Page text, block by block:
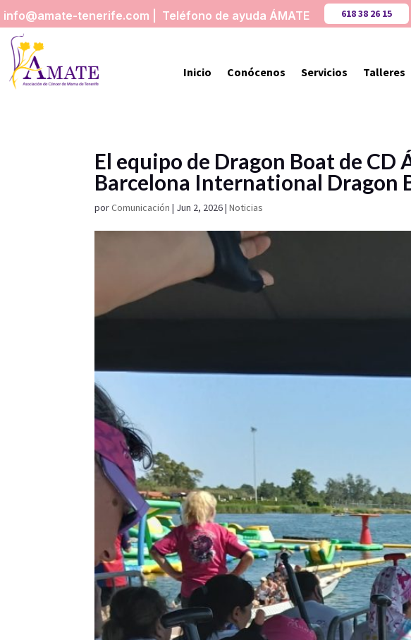
info@amate-tenerife.com | Teléfono de ayuda ÁMATE 618 38 26 15
Inicio Conócenos Servicios Talleres
El equipo de Dragon Boat de
Barcelona International Dragon
porComunicación | Jun 2, 2026|Noticias